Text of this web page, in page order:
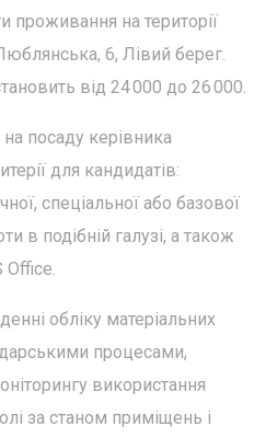
проживання на території
6, Лівий берег.
від 24 000 до 26 000.
посаду керівника
для кандидатів:
спеціальної або базової
в подібній галузі, а також
обліку матеріальних
процесами,
використання
за станом приміщень і